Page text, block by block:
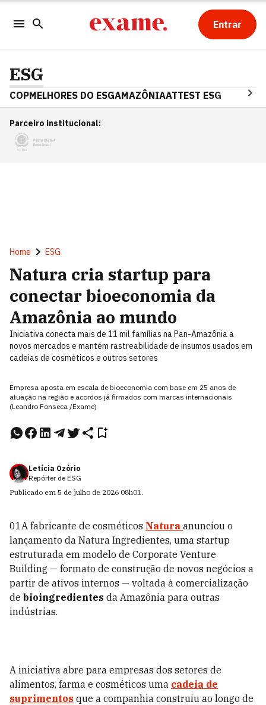
Entrar
ESG
COPMELHORES DO ESGAMAZÔNIAATTEST ESG
Parceiro institucional:
Home ESG
Natura cria startup para
conectar bioeconomia da
Amazônia ao mundo
Iniciativa conecta mais de 11 mil famílias na Pan-Amazônia a
novos mercados e mantém rastreabilidade de insumos usados em
cadeias de cosméticos e outros setores
Empresa aposta em escala de bioeconomia com base em 25 anos de
atuação na região e acordos já firmados com marcas internacionais
(Leandro Fonseca /Exame)
Letícia Ozório
Repórter de ESG
Publicado em 5 de julho de 2026 08h01.
01A fabricante de cosméticos Natura anunciou o
lançamento da Natura Ingredientes, uma startup
estruturada em modelo de Corporate Venture
Building — formato de construção de novos negócios a
partir de ativos internos — voltada à comercialização
de bioingredientes da Amazônia para outras
indústrias.
A iniciativa abre para empresas dos setores de
alimentos, farma e cosméticos uma cadeia de
suprimentos que a companhia construiu ao longo de